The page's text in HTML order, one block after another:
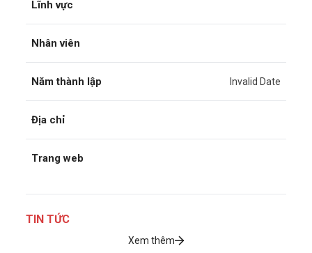
Lĩnh vực
Nhân viên
Năm thành lập Invalid Date
Địa chỉ
Trang web
TIN TỨC
Xem thêm